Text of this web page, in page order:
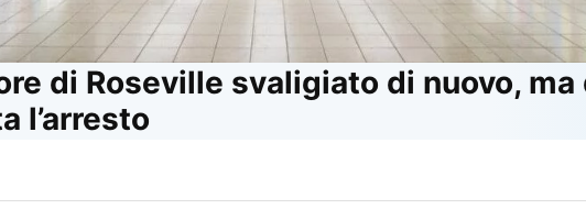
di Roseville svaligiato di nuovo,
l’arresto